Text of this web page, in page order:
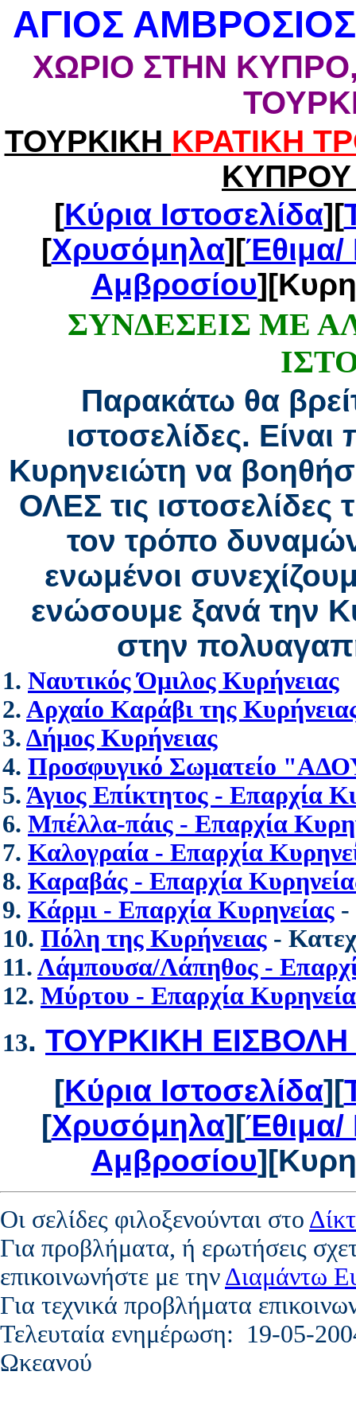
ΑΓΙΟΣ
ΧΩΡΙΟ ΣΤΗΝ
ΤΟΥΡΚΙΚΗ ΚΡΑΤΙΚΗ
ΚΥΠΡΟΥ
[Κύρια Ιστοσελίδα][
[Χρυσόμηλα][Έθιμα/
Αμβροσίου
ΣΥΝΔΕΣΕΙΣ ΜΕ
Παρακάτω θα
ιστοσελίδες.
Κυρηνειώτη να
ΟΛΕΣ τις ιστοσελίδες
τον τρόπο
ενωμένοι
ενώσουμε ξανά την
στην
1. Ναυτικός Όμιλος Κυρήνειας
2. Αρχαίο Καράβι της
3. Δήμος Κυρήνειας
4. Προσφυγικό Σωματείο
5. Άγιος Επίκτητος - Επαρχία
6. Μπέλλα-πάις - Επαρχία
7. Καλογραία - Επαρχία
8. Καραβάς - Επαρχία
9. Κάρμι - Επαρχία Κυρηνείας -
10. Πόλη της Κυρήνειας -
11. Λάμπουσα/Λάπηθος -
12. Μύρτου - Επαρχία
13. ΤΟΥΡΚΙΚΗ ΕΙΣΒΟΛΗ
[Κύρια Ιστοσελίδα][
[Χρυσόμηλα][Έθιμα/
Αμβροσίου
Οι σελίδες φιλοξενούνται στο
Για προβλήματα, ή ερωτήσεις
επικοινωνήστε με την Διαμάντω
Για τεχνικά προβλήματα
Τελευταία ενημέρωση: 19-05-
Ωκεανού